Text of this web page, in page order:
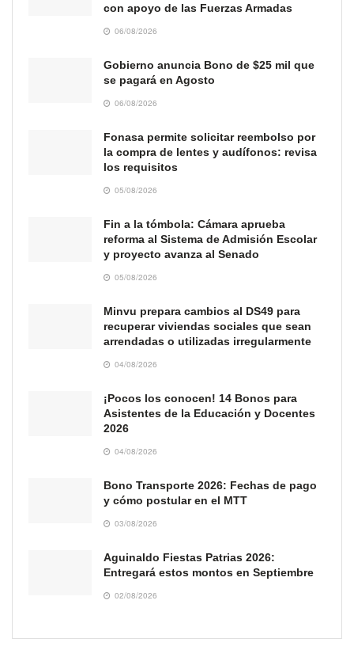
con apoyo de las Fuerzas Armadas
06/08/2026
Gobierno anuncia Bono de $25 mil que
se pagará en Agosto
06/08/2026
Fonasa permite solicitar reembolso por
la compra de lentes y audífonos: revisa
los requisitos
05/08/2026
Fin a la tómbola: Cámara aprueba
reforma al Sistema de Admisión Escolar
y proyecto avanza al Senado
05/08/2026
Minvu prepara cambios al DS49 para
recuperar viviendas sociales que sean
arrendadas o utilizadas irregularmente
04/08/2026
¡Pocos los conocen! 14 Bonos para
Asistentes de la Educación y Docentes
2026
04/08/2026
Bono Transporte 2026: Fechas de pago
y cómo postular en el MTT
03/08/2026
Aguinaldo Fiestas Patrias 2026:
Entregará estos montos en Septiembre
02/08/2026